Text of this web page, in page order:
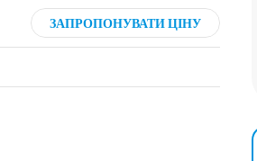
ЗАПРОПОНУВАТИ ЦІНУ